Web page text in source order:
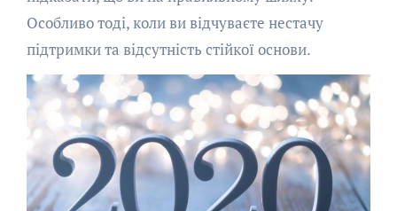
Особливо тоді, коли ви відчуваєте нестачу
підтримки та відсутність стійкої основи.